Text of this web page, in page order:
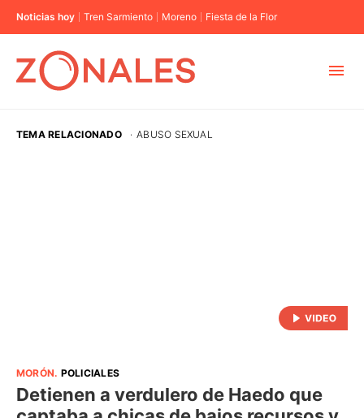
Noticias hoy Tren Sarmiento Moreno Fiesta de la Flor
TEMA RELACIONADO · ABUSO SEXUAL
MORÓN. POLICIALES
Detienen a verdulero de Haedo que